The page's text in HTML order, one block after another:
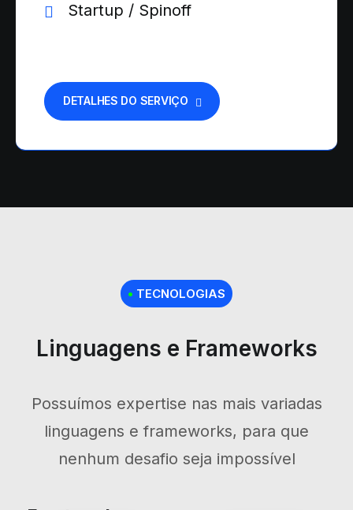
Startup / Spinoff
DETALHES DO SERVIÇO
• TECNOLOGIAS
Linguagens e Frameworks
Possuímos expertise nas mais variadas
linguagens e frameworks, para que
nenhum desafio seja impossível